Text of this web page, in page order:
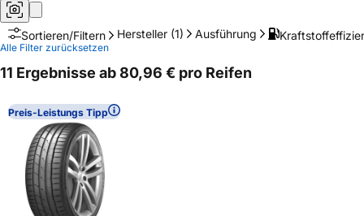
Sortieren/Filtern Hersteller (1) Ausführung
Alle Filter zurücksetzen
11 Ergebnisse ab 80,96 € pro Reifen
Preis-Leistungs Tipp